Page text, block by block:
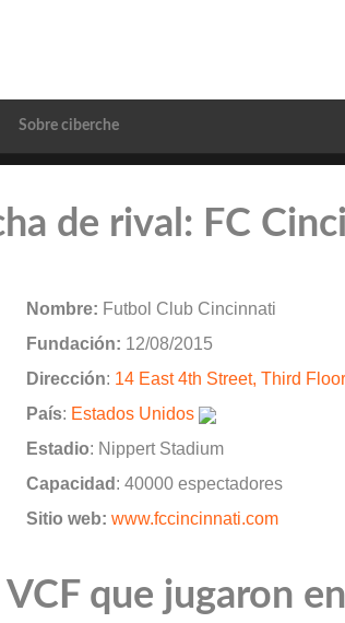
Sobre ciberche
de rival: FC
Nombre: Futbol Club Cincinnati
Fundación: 12/08/2015
Dirección: 14 East 4th Street, Third
País: Estados Unidos
Estadio: Nippert Stadium
Capacidad : 40000 espectadores
Sitio web: www.fccincinnati.com
que jugaron